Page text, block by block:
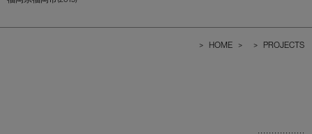
> HOME > > PROJECTS